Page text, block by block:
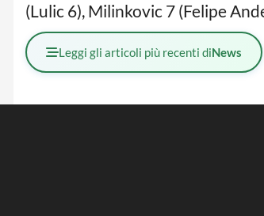
(Lulic 6), Milinkovic 7 (Felipe
Leggi gli articoli più recenti diNews